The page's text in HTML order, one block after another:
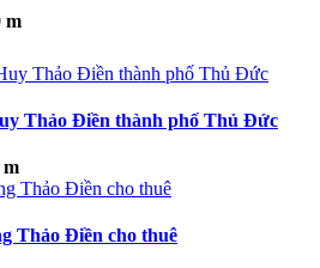
m
Thảo Điền thành phố Thủ Đức
m
Thảo Điền cho thuê